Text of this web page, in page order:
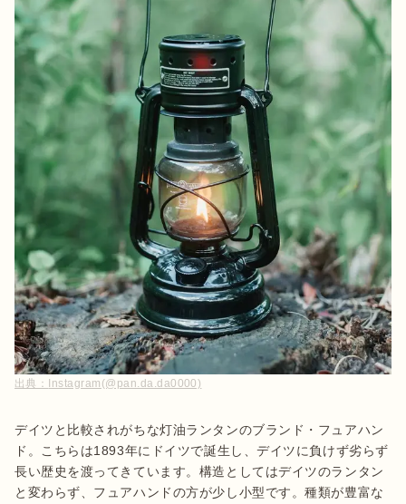
出典： Instagram(@pan.da.da0000)
デイツと比較されがちな灯油ランタンのブランド・フュアハン
ド。こちらは1893年にドイツで誕生し、デイツに負けず劣らず
長い歴史を渡ってきています。構造としてはデイツのランタン
と変わらず、フュアハンドの方が少し小型です。種類が豊富な